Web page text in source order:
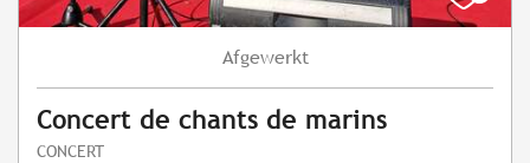
Afgewerkt
Concert de chants de marins
CONCERT